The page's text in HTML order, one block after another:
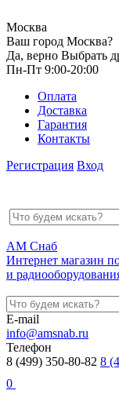
Москва
Ваш город Москва?
Да, верно Выбрать
Пн-Пт 9:00-20:00
Оплата
Доставка
Гарантия
Контакты
Регистрация Вход
АМ Снаб
Интернет магазин
и
E-mail
info@amsnab.ru
Телефон
8 (499) 350-80-82 8
0